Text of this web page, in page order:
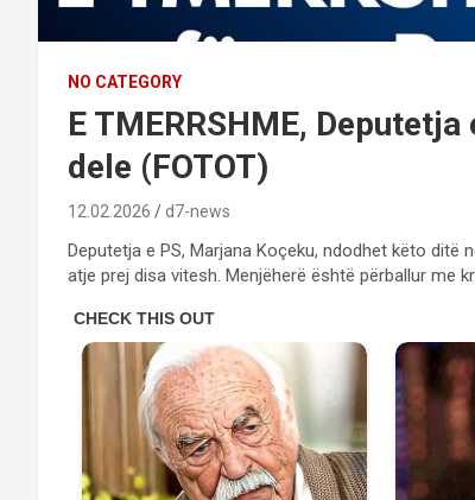
NO CATEGORY
E TMERRSHME,
dele (FOTOT)
12.02.2026 d7-news
Deputetja e PS, Marjana Koçeku, ndodhet këto ditë
atje prej disa vitesh. Menjëherë është përballur me